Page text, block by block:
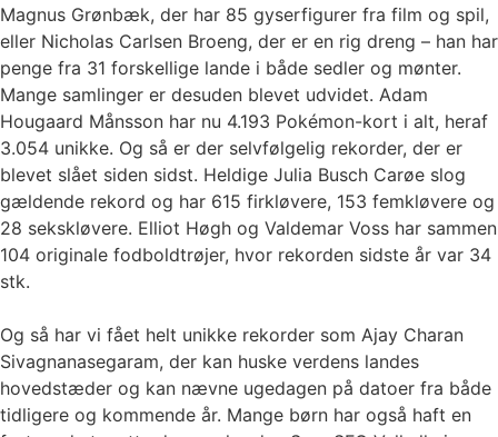
Magnus Grønbæk, der har 85 gyserfigurer fra film og spil,
eller Nicholas Carlsen Broeng, der er en rig dreng – han har
penge fra 31 forskellige lande i både sedler og mønter.
Mange samlinger er desuden blevet udvidet. Adam
Hougaard Månsson har nu 4.193 Pokémon-kort i alt, heraf
3.054 unikke. Og så er der selvfølgelig rekorder, der er
blevet slået siden sidst. Heldige Julia Busch Carøe slog
gældende rekord og har 615 firkløvere, 153 femkløvere og
28 sekskløvere. Elliot Høgh og Valdemar Voss har sammen
104 originale fodboldtrøjer, hvor rekorden sidste år var 34
stk.
Og så har vi fået helt unikke rekorder som Ajay Charan
Sivagnanasegaram, der kan huske verdens landes
hovedstæder og kan nævne ugedagen på datoer fra både
tidligere og kommende år. Mange børn har også haft en